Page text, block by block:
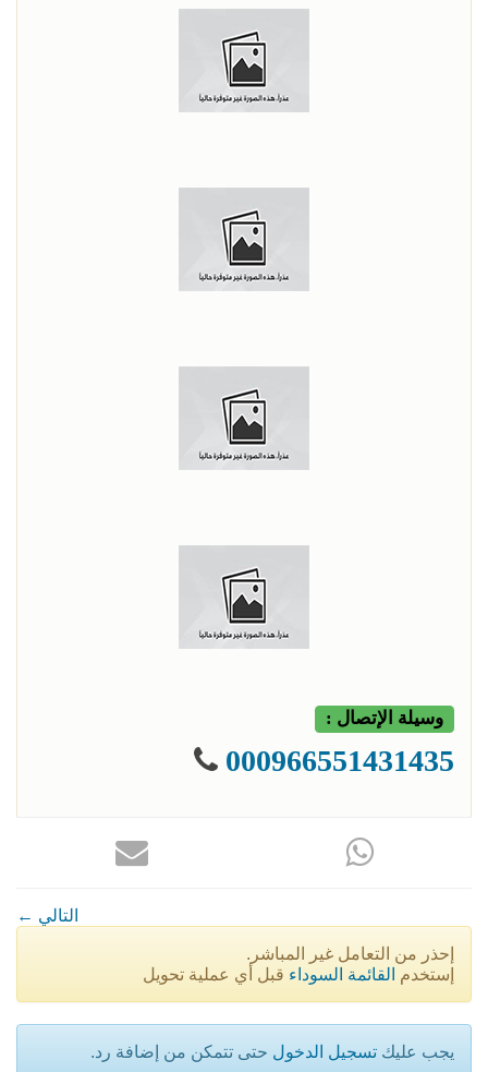
وسيلة الإتصال :
000966551431435
← التالي
إحذر من التعامل غير المباشر.
إستخدم القائمة السوداء قبل أي عملية تحويل
يجب عليك تسجيل الدخول حتى تتمكن من إضافة رد.